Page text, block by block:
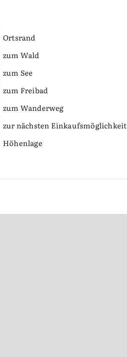
Ortsrand
zum Wald
zum See
zum Freibad
zum Wanderweg
zur nächsten Einkaufsmöglichkeit
Höhenlage